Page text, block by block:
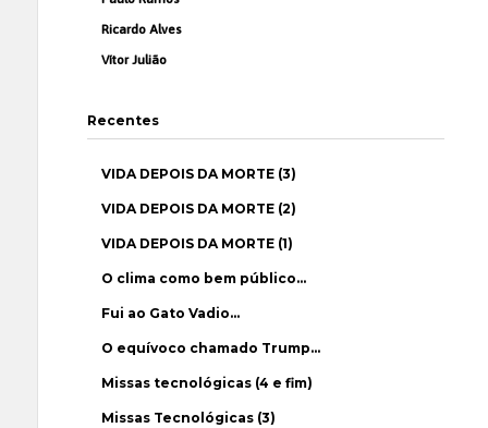
Ricardo Alves
Vítor Julião
Recentes
VIDA DEPOIS DA MORTE (3)
VIDA DEPOIS DA MORTE (2)
VIDA DEPOIS DA MORTE (1)
O clima como bem público…
Fui ao Gato Vadio…
O equívoco chamado Trump…
Missas tecnológicas (4 e fim)
Missas Tecnológicas (3)